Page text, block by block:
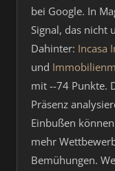
bei Google. In
Signal, das nicht
Dahinter: Incasa
und
mit --74 Punkte.
Präsenz
Einbußen
mehr
Bemühungen.